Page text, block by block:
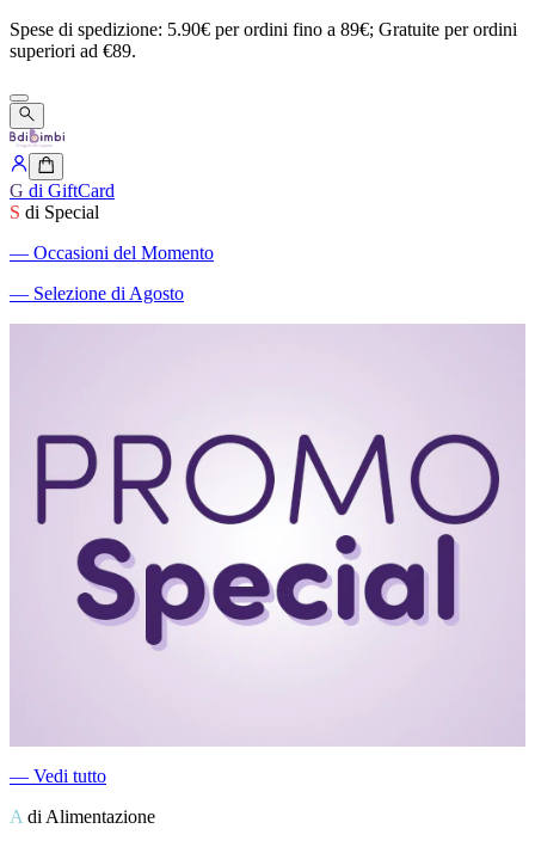
Spese di spedizione: 5.90€ perordini fino a 89€; Gratuite perordini
superiori ad €89.
G di GiftCard
S di Special
― Occasioni del Momento
― Selezione di Agosto
― Vedi tutto
A di Alimentazione